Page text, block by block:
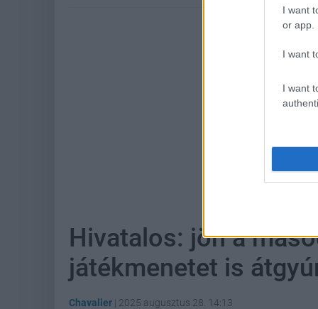
I want
or app.
I want
I want
Hivatalos: jön a
játékmenetet is
Chavalier | 2025 augusztus 28. 14:13